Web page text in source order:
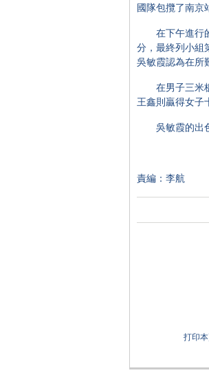
國隊包攬了南京
在下午進行的
分，最終列小組
吳敏霞認為在所
在男子三米板
王鑫則贏得女子
吳敏霞的出色
責編：李航
打印